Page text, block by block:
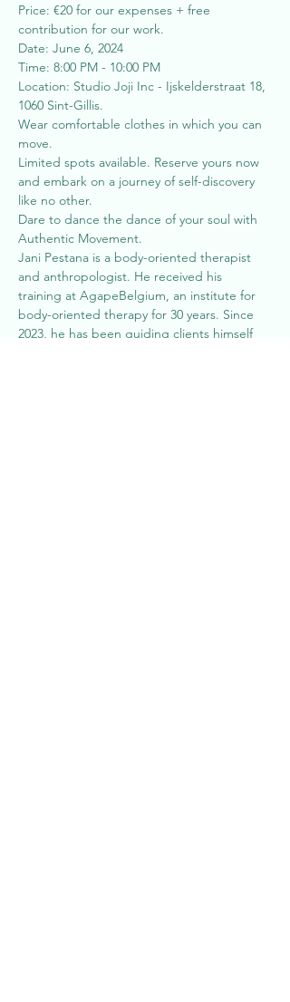
Price: €20 for our expenses + free
contribution for our work.
Date: June 6, 2024
Time: 8:00 PM - 10:00 PM
Location: Studio Joji Inc - Ijskelderstraat 18,
1060 Sint-Gillis.
Wear comfortable clothes in which you can
move.
Limited spots available. Reserve yours now
and embark on a journey of self-discovery
like no other.
Dare to dance the dance of your soul with
Authentic Movement.
Jani Pestana is a body-oriented therapist
and anthropologist. He received his
training at AgapeBelgium, an institute for
body-oriented therapy for 30 years. Since
2023, he has been guiding clients himself